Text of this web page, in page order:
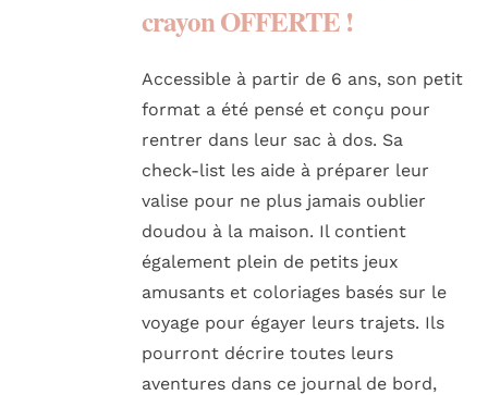
crayon OFFERTE !
Accessible à partir de 6 ans, son petit
format a été pensé et conçu pour
rentrer dans leur sac à dos. Sa
check-list les aide à préparer leur
valise pour ne plus jamais oublier
doudou à la maison. Il contient
également plein de petits jeux
amusants et coloriages basés sur le
voyage pour égayer leurs trajets. Ils
pourront décrire toutes leurs
aventures dans ce journal de bord,